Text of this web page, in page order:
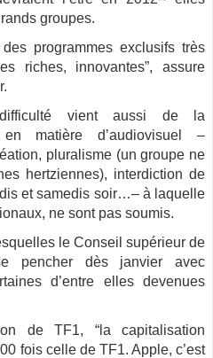
groupes.
programmes exclusifs très
riches, innovantes”, assure
vient aussi de la
en matière d’audiovisuel –
pluralisme (un groupe ne
hertziennes), interdiction de
et samedis soir…– à laquelle
ne sont pas soumis.
le Conseil supérieur de
pencher dès janvier avec
d’entre elles devenues
de TF1, “la capitalisation
fois celle de TF1. Apple, c’est